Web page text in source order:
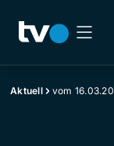
Aktuell vom